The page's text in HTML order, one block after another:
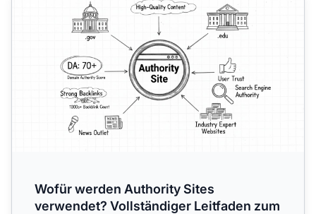
Wofür werden Authority Sites
verwendet? Vollständiger Leitfaden zum